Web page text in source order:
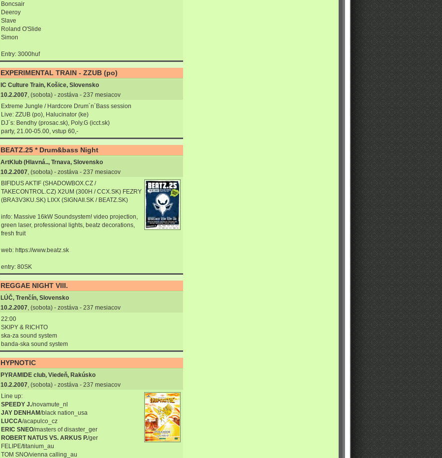
Boncsair
Deeroy
Slave
Roland O'Slide
Simon
Entry: 3000huf
EXPERIMENTAL TRAIN - ZZUB (po)
IC Culture Train, Košice, Slovensko
10.2.2007, (sobota) - zostáva - 237 mesiacov
Extreme Jungle / Hardcore Drum´n´Bass session
Live: ZZUB (po), Halucinator (ke)
DJ´s: Bendhy (prosac.sk), Poly.G (icct.sk)
party, 21.00-05.00, vstup 60,-
BEATZ.25 * Drum&bass Night
ArtKlub (Hlavná.., Trnava, Slovensko
10.2.2007, (sobota) - zostáva - 237 mesiacov
BIFIDUS AKTIF (SHADOWBOX.CZ /
TAKECONTROL.CZ) X2UM (300H / CCX.SK) FEZRY
(BRA3V3KU.SK) LIXX (SIGNAII.SK / BEATZ.SK)
info: Massive 16kW Soundsystem! video projection,
green laser, professional lights, beatz decorations,
fresh fruit
web: https://www.beatz.sk
entry: 80SK
REGGAE NIGHT VIII.
LÚČ, Trenčín, Slovensko
10.2.2007, (sobota) - zostáva - 237 mesiacov
22:00
SKIPY & RICHTO
ska-za sound system
banda-ska sound system
HYPNOTIC
PYRAMIDE club, Viedeň, Rakúsko
10.2.2007, (sobota) - zostáva - 237 mesiacov
Line up:
SPEEDY J./novamute_nl
JAY DENHAM/black nation_usa
LUCCA/acapulco_cz
ERIC SNEO/masters of disaster_ger
ROBERT NATUS VS. ARKUS P./ger
FELIPE/titanium_au
TOM SNO/vienna calling_au